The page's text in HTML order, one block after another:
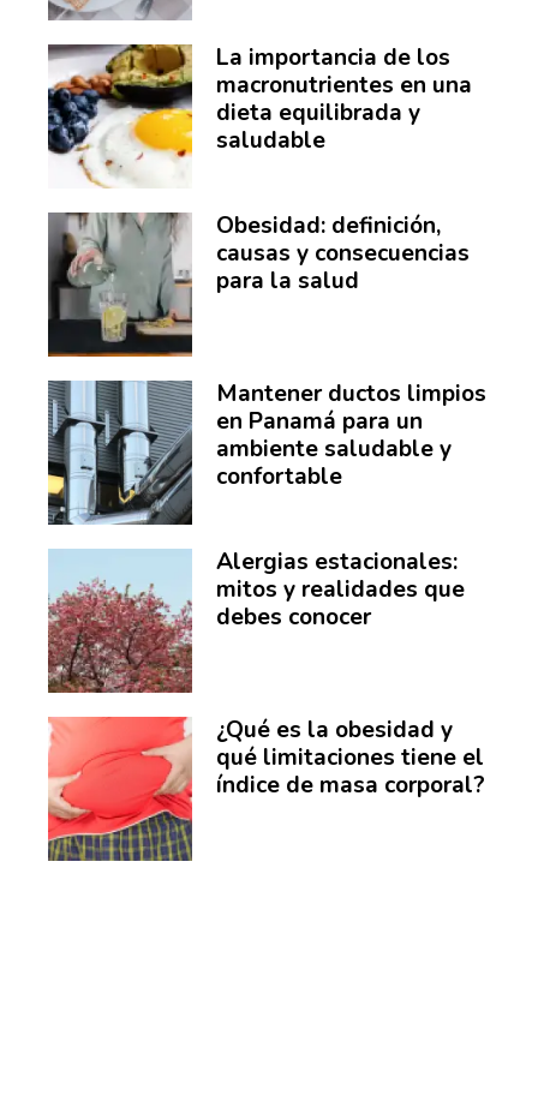
La importancia de los
macronutrientes en una
dieta equilibrada y
saludable
Obesidad: definición,
causas y consecuencias
para la salud
Mantener ductos limpios
en Panamá para un
ambiente saludable y
confortable
Alergias estacionales:
mitos y realidades que
debes conocer
¿Qué es la obesidad y
qué limitaciones tiene el
índice de masa corporal?